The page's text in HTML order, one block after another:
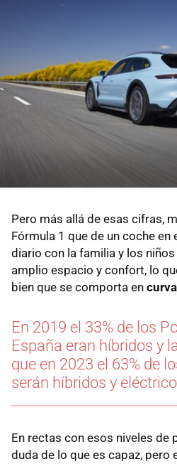
Pero más allá de esas cifras,
Fórmula 1 que de un coche
diario con la familia y los
amplio espacio y confort, lo
bien que se comporta en
En 2019 el 33% de los
España eran híbridos y
que en 2023 el 63% de
serán híbridos y
En rectas con esos niveles de
duda de lo que es capaz, pero